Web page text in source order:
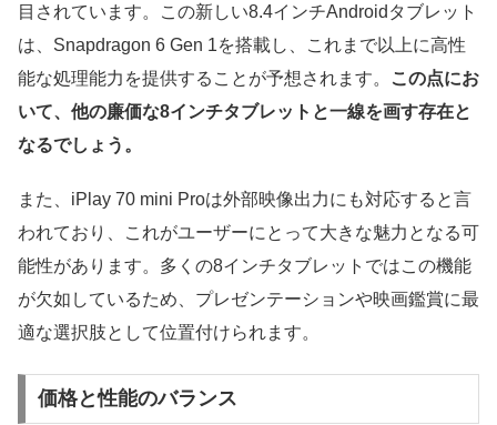
目されています。この新しい8.4インチAndroidタブレット
は、Snapdragon 6 Gen 1を搭載し、これまで以上に高性
能な処理能力を提供することが予想されます。
この点にお
いて、他の廉価な8インチタブレットと一線を画す存在と
なるでしょう。
また、iPlay 70 mini Proは外部映像出力にも対応すると言
われており、これがユーザーにとって大きな魅力となる可
能性があります。多くの8インチタブレットではこの機能
が欠如しているため、プレゼンテーションや映画鑑賞に最
適な選択肢として位置付けられます。
価格と性能のバランス